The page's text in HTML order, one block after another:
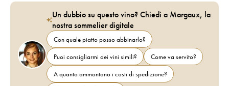
Un dubbio su questo vino? Chiedi a Margaux, la
nostra sommelier digitale
Con quale piatto posso abbinarlo?
Puoi consigliarmi dei vini simili?
Come va servito?
A quanto ammontano i costi di spedizione?